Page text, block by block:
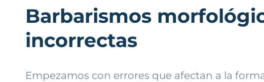
Barbarismos
incorrectas
Empezamos con errores que afectan a la